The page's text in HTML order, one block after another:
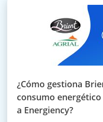
¿Cómo gestiona
consumo
a Energiency?